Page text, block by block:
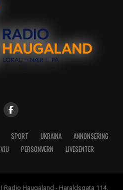
SPORT UKRAINA
ANNONSERING
PERSONVERN LIVESENTER
Radio Haugaland - Haraldsgata 114,